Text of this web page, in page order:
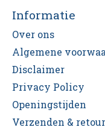
Informatie
Over ons
Algemene
Disclaimer
Privacy Policy
Openingstijden
Verzenden &